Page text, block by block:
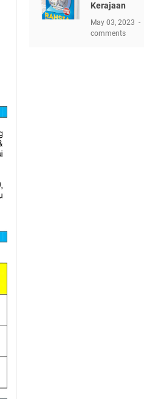
Kerajaan
May 03, 2023
comments